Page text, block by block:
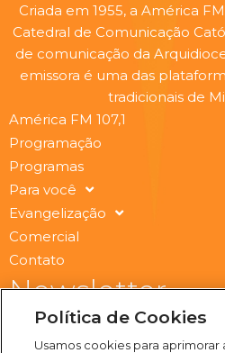
Criada em 1955, a América
Catedral de Comunicação
de comunicação da
emissora é uma das
tradicionais de
América FM 107,1
Programação
Programas
Para você
Evangelização
Comercial
Contato
Newsletter
EmailPolítica de Cookies
Usamos cookies para aprimorar